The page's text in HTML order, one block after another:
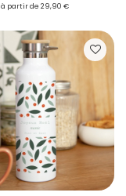
à partir de 29,90 €